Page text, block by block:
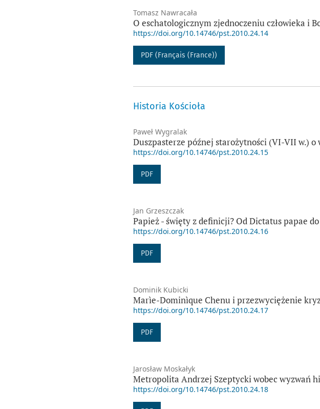
Tomasz Nawracała
O eschatologicznym zjednoczeniu człowieka i
https://doi.org/10.14746/pst.2010.24.14
PDF (Français (France))
Historia Kościoła
Paweł Wygralak
Duszpasterze późnej starożytności (VI-VII w.) o
https://doi.org/10.14746/pst.2010.24.15
PDF
Jan Grzeszczak
Papież - święty z definicji? Od Dictatus papae
https://doi.org/10.14746/pst.2010.24.16
PDF
Dominik Kubicki
Marìe-Dominìque Chenu i przezwyciężenie
https://doi.org/10.14746/pst.2010.24.17
PDF
Jarosław Moskałyk
Metropolita Andrzej Szeptycki wobec wyzwań
https://doi.org/10.14746/pst.2010.24.18